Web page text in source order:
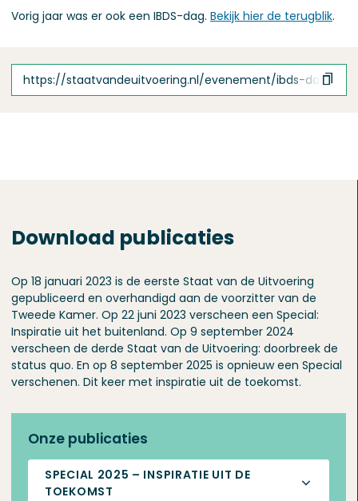
Vorig jaar was er ook een IBDS-dag. Bekijk hier de terugblik.
https://staatvandeuitvoering.nl/evenement/ibds-dag/
Download publicaties
Op 18 januari 2023 is de eerste Staat van de Uitvoering
gepubliceerd en overhandigd aan de voorzitter van de
Tweede Kamer. Op 22 juni 2023 verscheen een Special:
Inspiratie uit het buitenland. Op 9 september 2024
verscheen de derde Staat van de Uitvoering: doorbreek de
status quo. En op 8 september 2025 is opnieuw een Special
verschenen. Dit keer met inspiratie uit de toekomst.
Onze publicaties
SPECIAL 2025 – INSPIRATIE UIT DE
TOEKOMST